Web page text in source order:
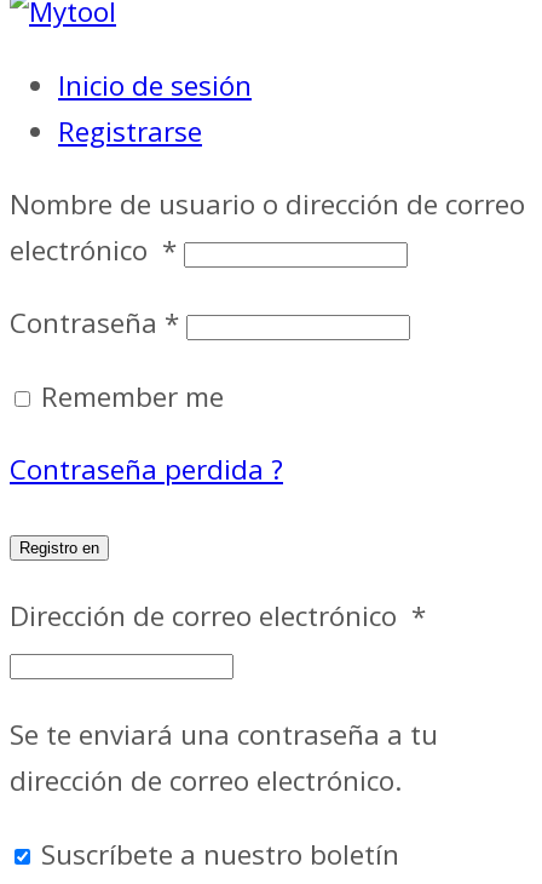
Inicio de sesión
Registrarse
Nombre de usuario o dirección de correo
electrónico *
Contraseña *
Remember me
Contraseña perdida ?
Registro en
Dirección de correo electrónico *
Se te enviará una contraseña a tu
dirección de correo electrónico.
Suscríbete a nuestro boletín